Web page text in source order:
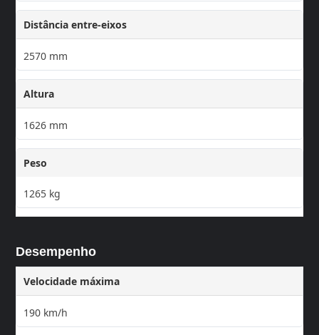
Distância entre-eixos
2570 mm
Altura
1626 mm
Peso
1265 kg
Desempenho
Velocidade máxima
190 km/h